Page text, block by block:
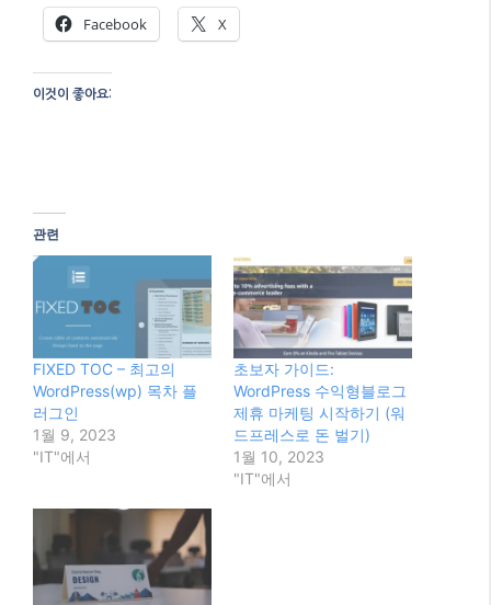
WordPress(wp) 목차 플
러그인
2026년, 워드프레스로 수
익형 블로그 시작하기: 성
공 전략과 최신 트렌드
1월 30, 2026
"AI"에서
옥션 지마켓 G9 스마일 클럽 가입하고 5000원
받으세요.
FIXED TOC – 최고의 WordPress(wp) 목차 플